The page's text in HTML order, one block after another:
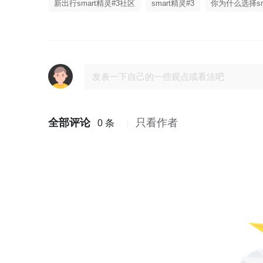
新出行smart精灵#3社区 smart精灵#3 你为什么选择
全部评论 0 条 只看作者